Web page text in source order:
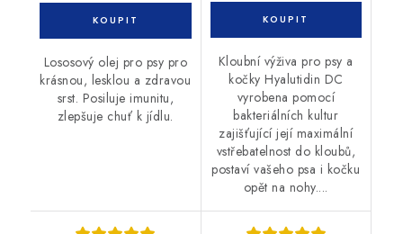
Lososový olej pro psy pro
krásnou, lesklou a zdravou
srst. Posiluje imunitu,
zlepšuje chuť k jídlu.
Kloubní výživa pro psy a
kočky Hyalutidin DC
vyrobena pomocí
bakteriálních kultur
zajišťující její maximální
vstřebatelnost do kloubů,
postaví vašeho psa i kočku
opět na nohy....